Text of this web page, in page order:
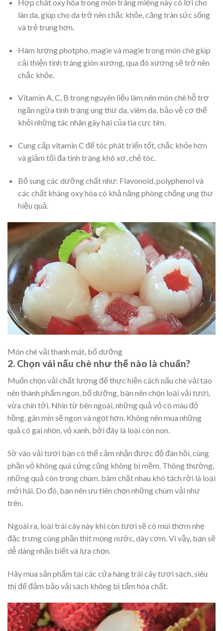
Hợp chất oxy hóa trong món tráng miệng này có lợi cho
làn da, giúp cho da trở nên chắc khỏe, căng tràn sức sống
và trẻ trung hơn.
Hàm lượng photpho, magie và magie trong món chè giúp
cải thiện tình tráng giòn xương, qua đó xương sẽ trở nên
chắc khỏe.
Vitamin A, C, B trong nguyên liệu làm nên món chè hỗ trợ
ngăn ngừa tình trạng ung thư da, viêm da, bảo vệ cơ thể
khỏi những tác nhân gây hại của tia cực tím.
Cung cấp vitamin C để tóc phát triển tốt, chắc khỏe hơn
và giảm tối đa tình trạng khô xơ, chẻ tóc.
Bổ sung các dưỡng chất như: Flavonoid, polyphenol và
các chất kháng oxy hóa có khả năng phòng chống ung thư
hiệu quả.
Món chè vải thanh mát, bổ dưỡng
2. Chọn vải nấu chè như thế nào là chuẩn?
Muốn chọn vải chất lượng để thực hiện cách nấu chè vải tạo
nên thành phẩm ngon, bổ dưỡng, bạn nên chọn loại vải tươi,
vừa chín tới. Nhìn từ bên ngoài, những quả vỏ có màu đỏ
hồng, gân mịn sẽ ngon và ngọt hơn. Không nên mua những
quả có gai nhọn, vỏ xanh, bởi đây là loại còn non.
Sờ vào vải tươi bạn có thể cảm nhận được độ đàn hồi, cùng
phần vỏ không quá cứng cũng không bị mềm. Thông thường,
những quả còn trong chùm, bám chặt nhau khó tách rời là loại
mới hái. Do đó, bạn nên ưu tiên chọn những chùm vải như
trên.
Ngoài ra, loại trái cây này khi còn tươi sẽ có mùi thơm nhẹ
đặc trưng cùng phần thịt mọng nước, dày cơm. Vì vậy, bạn sẽ
dễ dàng nhận biết và lựa chọn.
Hãy mua sản phẩm tại các cửa hàng trái cây tươi sạch, siêu
thị để đảm bảo vải sạch không bị tẩm hóa chất.